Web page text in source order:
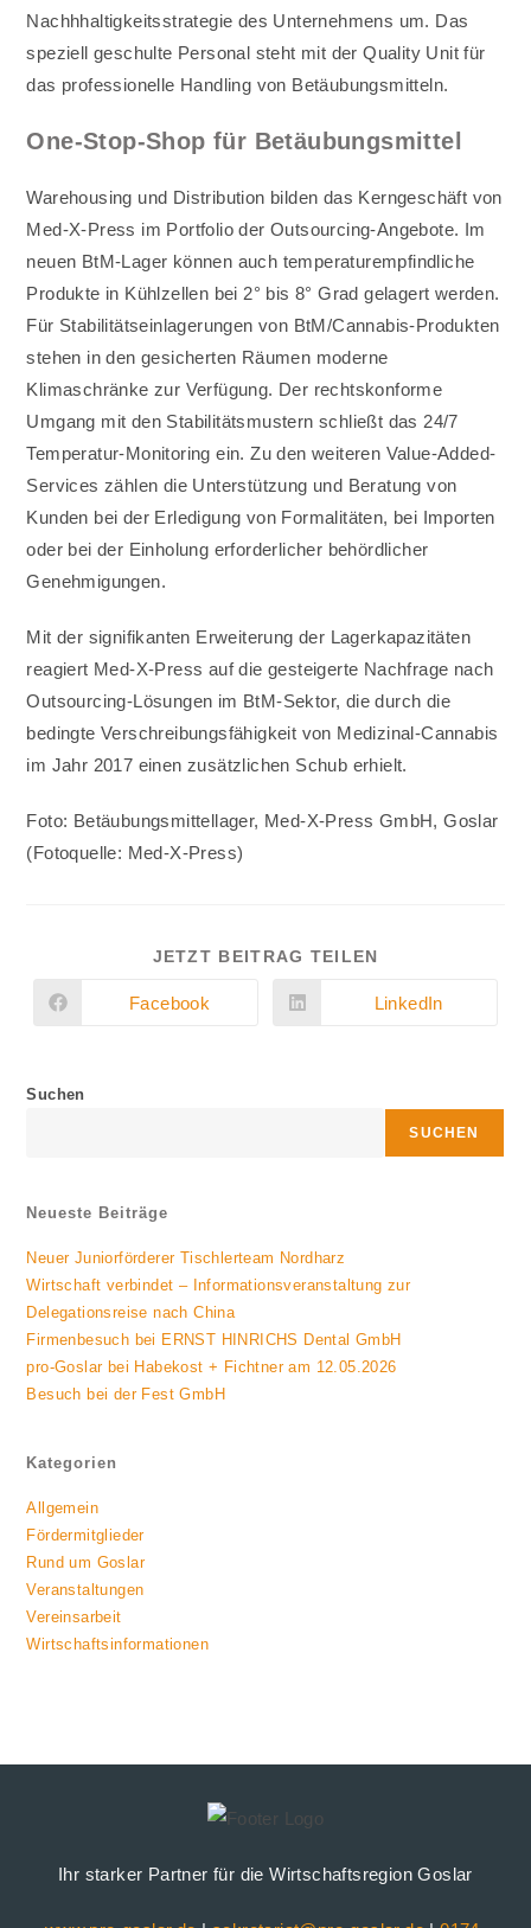
Nachhhaltigkeitsstrategie des Unternehmens um. Das
speziell geschulte Personal steht mit der Quality Unit für
das professionelle Handling von Betäubungsmitteln.
One-Stop-Shop für Betäubungsmittel
Warehousing und Distribution bilden das Kerngeschäft von
Med-X-Press im Portfolio der Outsourcing-Angebote. Im
neuen BtM-Lager können auch temperaturempfindliche
Produkte in Kühlzellen bei 2° bis 8° Grad gelagert werden.
Für Stabilitätseinlagerungen von BtM/Cannabis-Produkten
stehen in den gesicherten Räumen moderne
Klimaschränke zur Verfügung. Der rechtskonforme
Umgang mit den Stabilitätsmustern schließt das 24/7
Temperatur-Monitoring ein. Zu den weiteren Value-Added-
Services zählen die Unterstützung und Beratung von
Kunden bei der Erledigung von Formalitäten, bei Importen
oder bei der Einholung erforderlicher behördlicher
Genehmigungen.
Mit der signifikanten Erweiterung der Lagerkapazitäten
reagiert Med-X-Press auf die gesteigerte Nachfrage nach
Outsourcing-Lösungen im BtM-Sektor, die durch die
bedingte Verschreibungsfähigkeit von Medizinal-Cannabis
im Jahr 2017 einen zusätzlichen Schub erhielt.
Foto: Betäubungsmittellager, Med-X-Press GmbH, Goslar
(Fotoquelle: Med-X-Press)
JETZT BEITRAG TEILEN
Öffnet
Facebook
Öffnet
LinkedIn
Suchen
SUCHEN
Neueste Beiträge
Neuer Juniorförderer Tischlerteam Nordharz
Wirtschaft verbindet – Informationsveranstaltung zur
Delegationsreise nach China
Firmenbesuch bei ERNST HINRICHS Dental GmbH
pro-Goslar bei Habekost + Fichtner am 12.05.2026
Besuch bei der Fest GmbH
Kategorien
Allgemein
Fördermitglieder
Rund um Goslar
Veranstaltungen
Vereinsarbeit
Wirtschaftsinformationen
Ihr starker Partner für die Wirtschaftsregion Goslar